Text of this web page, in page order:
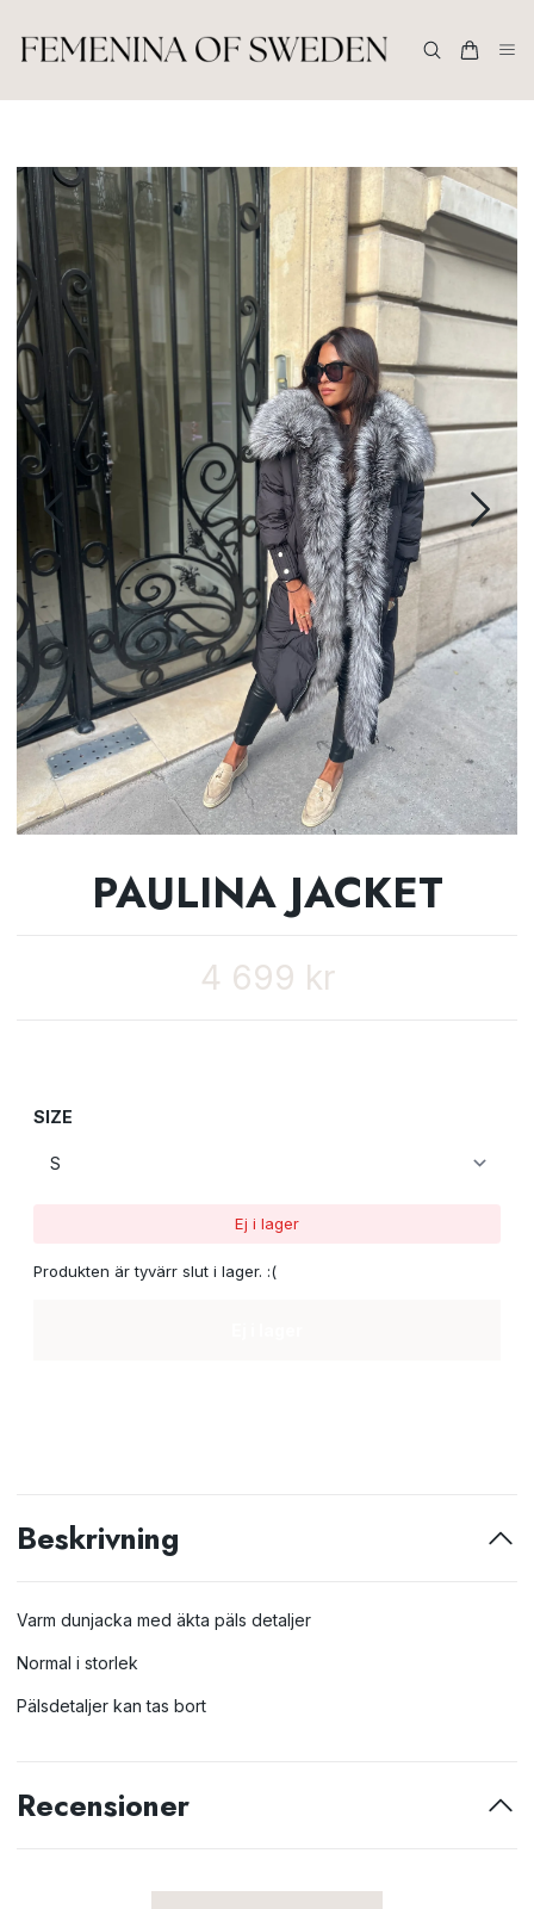
PAULINA JACKET
4 699 kr
SIZE
Ej i lager
Produkten är tyvärr slut i lager. :(
Beskrivning
Varm dunjacka med äkta päls detaljer
Normal i storlek
Pälsdetaljer kan tas bort
Recensioner